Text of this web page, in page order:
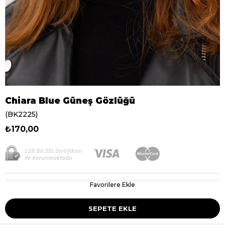
Chiara Blue Güneş Gözlüğü
(BK2225)
₺170,00
Favorilere Ekle